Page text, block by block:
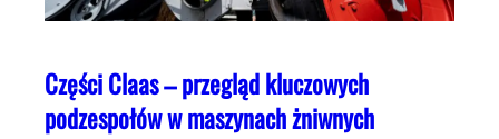
Części Claas – przegląd kluczowych
podzespołów w maszynach żniwnych